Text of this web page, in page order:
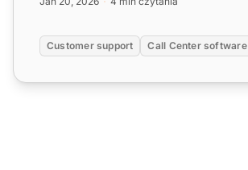
Customer support Call Center software